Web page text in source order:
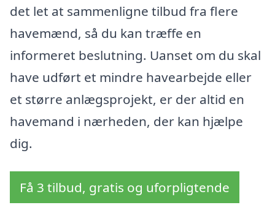
det let at sammenligne tilbud fra flere
havemænd, så du kan træffe en
informeret beslutning. Uanset om du skal
have udført et mindre havearbejde eller
et større anlægsprojekt, er der altid en
havemand i nærheden, der kan hjælpe
dig.
Få 3 tilbud, gratis og uforpligtende